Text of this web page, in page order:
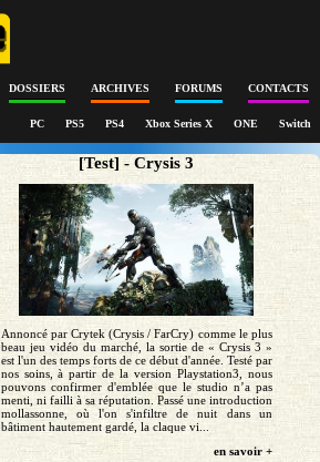
DOSSIERS ARCHIVES FORUMS CONTACTS
PC PS5 PS4 Xbox Series X ONE Switch
[Test] - Crysis 3
Annoncé par Crytek (Crysis / FarCry) comme le plus
beau jeu vidéo du marché, la sortie de « Crysis 3 »
est l'un des temps forts de ce début d'année. Testé par
nos soins, à partir de la version Playstation3, nous
pouvons confirmer d'emblée que le studio n’a pas
menti, ni failli à sa réputation. Passé une introduction
mollassonne, où l'on s'infiltre de nuit dans un
bâtiment hautement gardé, la claque vi...
en savoir +